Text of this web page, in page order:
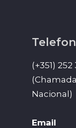
(+351) 252
Nacional)
Email